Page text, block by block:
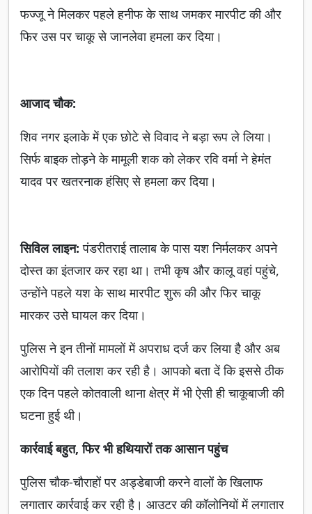
फज्जू ने मिलकर पहले हनीफ के साथ जमकर मारपीट की और
फिर उस पर चाकू से जानलेवा हमला कर दिया।
आजाद चौक:
शिव नगर इलाके में एक छोटे से विवाद ने बड़ा रूप ले लिया।
सिर्फ बाइक तोड़ने के मामूली शक को लेकर रवि वर्मा ने हेमंत
यादव पर खतरनाक हंसिए से हमला कर दिया।
सिविल लाइन: पंडरीतराई तालाब के पास यश निर्मलकर अपने
दोस्त का इंतजार कर रहा था। तभी कृष और कालू वहां पहुंचे,
उन्होंने पहले यश के साथ मारपीट शुरू की और फिर चाकू
मारकर उसे घायल कर दिया।
पुलिस ने इन तीनों मामलों में अपराध दर्ज कर लिया है और अब
आरोपियों की तलाश कर रही है। आपको बता दें कि इससे ठीक
एक दिन पहले कोतवाली थाना क्षेत्र में भी ऐसी ही चाकूबाजी की
घटना हुई थी।
कार्रवाई बहुत, फिर भी हथियारों तक आसान पहुंच
पुलिस चौक-चौराहों पर अड्डेबाजी करने वालों के खिलाफ
लगातार कार्रवाई कर रही है। आउटर की कॉलोनियों में लगातार